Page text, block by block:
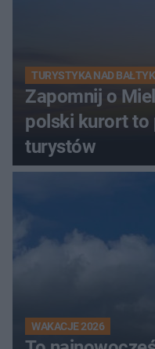
TURYSTYKA NAD
Zapomnij o
polski kurort to
turystów
WAKACJE 2026